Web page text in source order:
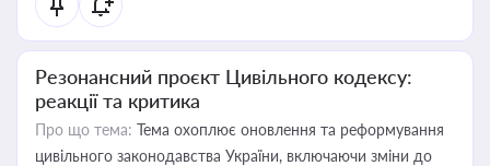
Резонансний проєкт Цивільного кодексу:
реакції та критика
Про що тема: Тема охоплює оновлення та реформування
цивільного законодавства України, включаючи зміни до